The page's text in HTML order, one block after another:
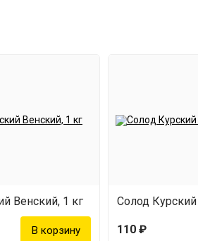
Венский, 1 кг
110 ₽